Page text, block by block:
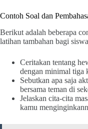
Contoh Soal dan
Berikut adalah beberapa
latihan tambahan bagi
Ceritakan tentang
dengan minimal tiga
Sebutkan apa saja
bersama teman di
Jelaskan cita-cita
kamu